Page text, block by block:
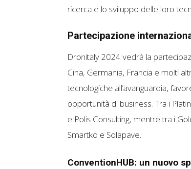
ricerca e lo sviluppo delle loro
Partecipazione
Dronitaly 2024 vedrà la
Cina, Germania, Francia e molti
tecnologiche all’avanguardia,
opportunità di business. Tra i
e Polis Consulting, mentre tra i
Smartko e Solapave.
ConventionHUB: un nuovo